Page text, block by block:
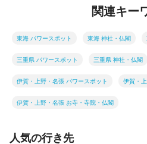
関連キー
東海 パワースポット 東海 神社・仏閣
三重県 パワースポット 三重県 神社・仏閣
伊賀・上野・名張 パワースポット 伊賀・
伊賀・上野・名張 お寺・寺院・仏閣
人気の行き先